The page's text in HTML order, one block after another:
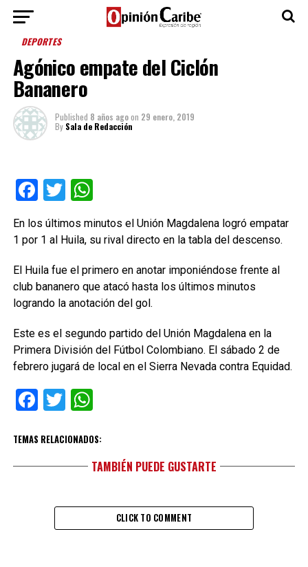
DEPORTES
Agónico empate del Ciclón
Bananero
Published 8 años agoon 29 enero, 2019
By Sala de Redacción
Facebook
TwitterWhatsApp
En los últimos minutos el Unión Magdalena logró empatar
1 por 1 al Huila, su rival directo en la tabla del descenso.
El Huila fue el primero en anotar imponiéndose frente al
club bananero que atacó hasta los últimos minutos
logrando la anotación del gol.
Este es el segundo partido del Unión Magdalena en la
Primera División del Fútbol Colombiano. El sábado 2 de
febrero jugará de local en el Sierra Nevada contra Equidad.
Facebook
TwitterWhatsApp
TEMAS RELACIONADOS:
TAMBIÉN PUEDE GUSTARTE
CLICK TO COMMENT